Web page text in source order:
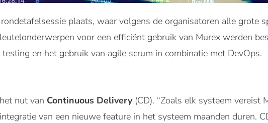
plaats, waar volgens de organisatoren alle grote
voor een efficiënt gebruik van Murex werden
en het gebruik van agile scrum in combinatie met DevOps.
nut van Continuous Delivery(CD). “Zoals elk systeem vereist
van een nieuwe feature in het systeem maanden duren.